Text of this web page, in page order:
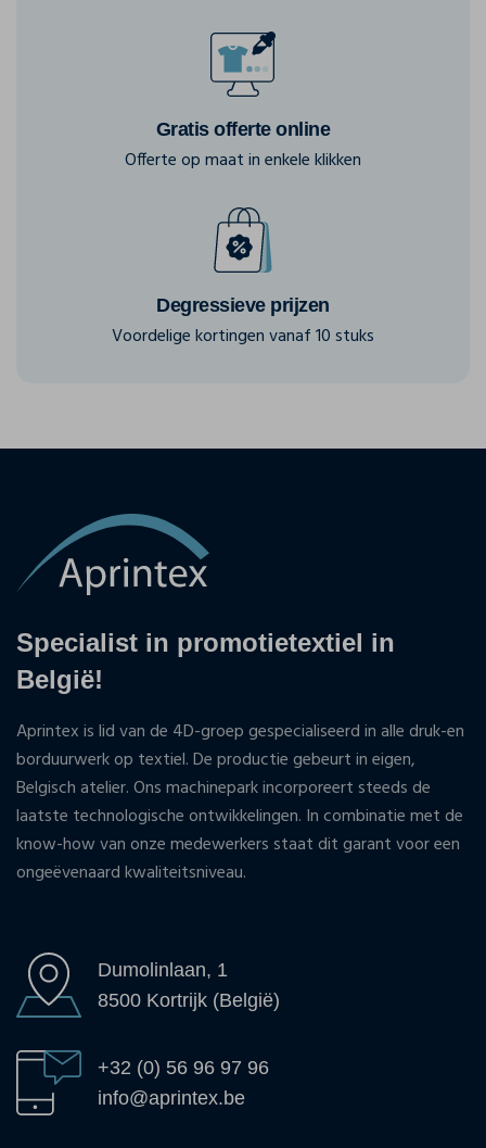
Gratis offerte online
Offerte op maat in enkele klikken
Degressieve prijzen
Voordelige kortingen vanaf 10 stuks
Specialist in promotietextiel in
België!
Aprintex is lid van de 4D-groep gespecialiseerd in alle druk-en
borduurwerk op textiel. De productie gebeurt in eigen,
Belgisch atelier. Ons machinepark incorporeert steeds de
laatste technologische ontwikkelingen. In combinatie met de
know-how van onze medewerkers staat dit garant voor een
ongeëvenaard kwaliteitsniveau.
Dumolinlaan, 1
8500 Kortrijk (België)
+32 (0) 56 96 97 96
info@aprintex.be